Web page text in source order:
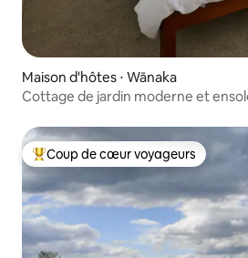
Maison d'hôtes ⋅ Wānaka
Cottage de jardin moderne et
Coups de cœur voyageurs les plus
Coup de cœur voyageurs